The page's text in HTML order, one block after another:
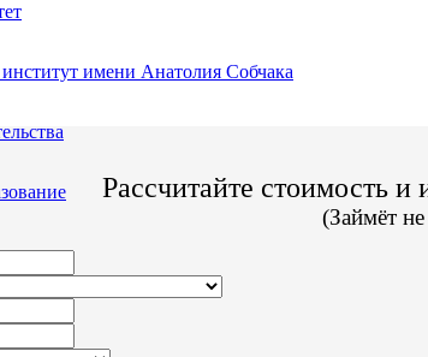
имени Анатолия Собчака
образца.
Рассчитайте стоимость
(Займёт